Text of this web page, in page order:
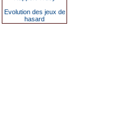
Evolution des jeux de
hasard